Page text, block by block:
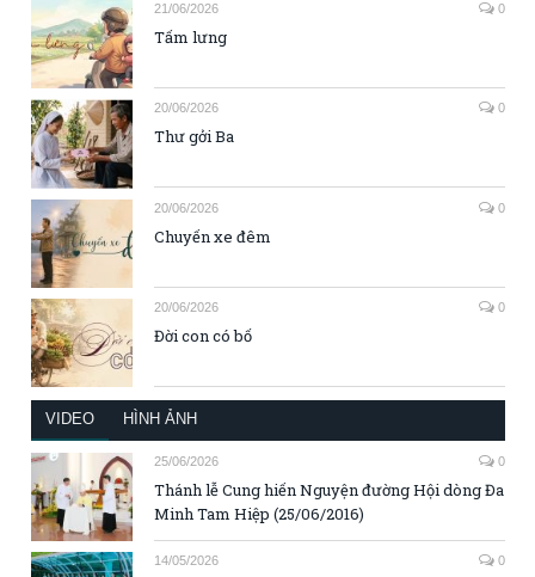
21/06/2026 0
Tấm lưng
20/06/2026 0
Thư gởi Ba
20/06/2026 0
Chuyến xe đêm
20/06/2026 0
Đời con có bố
VIDEO HÌNH ẢNH
25/06/2026 0
Thánh lễ Cung hiến Nguyện đường Hội dòng Đa
Minh Tam Hiệp (25/06/2016)
14/05/2026 0